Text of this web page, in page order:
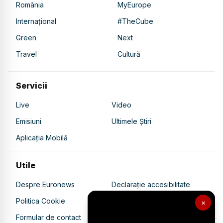
×
România
MyEurope
Internațional
#TheCube
Green
Next
Travel
Cultură
Servicii
Live
Video
Emisiuni
Ultimele Știri
Aplicația Mobilă
Utile
Despre Euronews
Declarație accesibilitate
Politica Cookie
Politica de confidențialitate
Formular de contact